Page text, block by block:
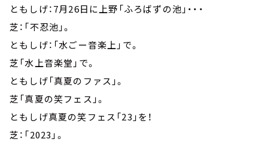
ともしげ：7月26日に上野「ふろばずの池」・・・
芝：「不忍池」。
ともしげ：「水ごー音楽上」で。
芝「水上音楽堂」で。
ともしげ「真夏のファス」。
芝「真夏の笑フェス」。
ともしげ真夏の笑フェス「23」を！
芝：「2023」。